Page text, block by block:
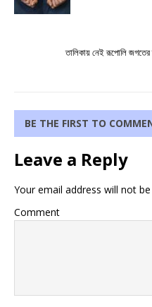
তালিকায় নেই রূপোলি জগতের
BE THE FIRST TO
Leave a Reply
Your email address will not
Comment